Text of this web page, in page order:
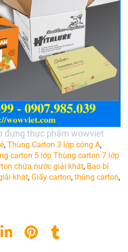
đựng thực phẩm wowviet
, Thùng Carton 3 lớp sóng A,
carton 5 lớp Thùng carton 7 lớp
chứa nước giải khát, Bao bì
khát, Giấy carton, thùng carton,